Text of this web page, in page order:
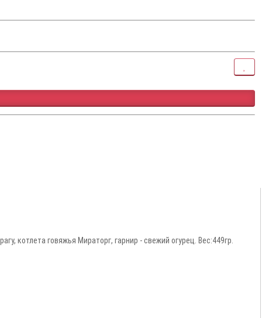
котлета говяжья Мираторг, гарнир - свежий огурец. Вес:449гр.